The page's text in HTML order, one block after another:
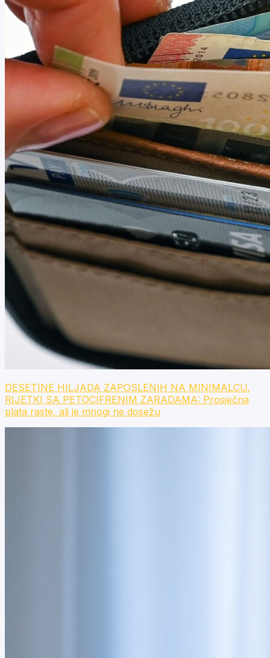
DESETINE HILJADA ZAPOSLENIH NA MINIMALCU,
RIJETKI SA PETOCIFRENIM ZARADAMA: Prosječna
plata raste, ali je mnogi ne dosežu